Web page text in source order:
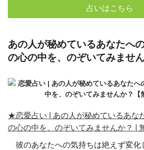
占いはこちら
あの人が秘めているあなたへ
の心の中を、のぞいてみませ
★恋愛占い | あの人が秘めているあな
の心の中を、のぞいてみませんか？ |
彼のあなたへの気持ちは絶えず変化